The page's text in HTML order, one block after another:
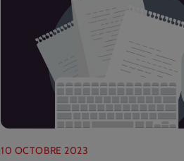
10 OCTOBRE 2023